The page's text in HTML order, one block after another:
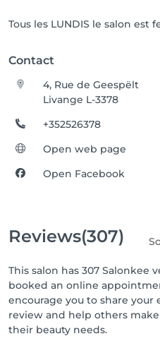
Tous les LUNDIS le salon est
Contact
4, Rue de Geespëlt
Livange L-3378
+352526378
Open web page
Open Facebook
Reviews(307)
This salon has 307 Salonkee
booked an online
encourage you to share your
review and help others
their beauty needs.